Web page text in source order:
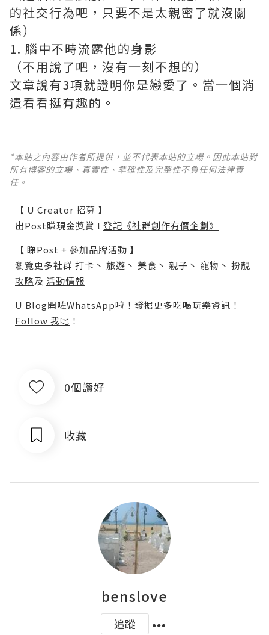
的社交行為吧，只要不是太親密了就沒關
係）
1. 腦中不時流露他的身影
（不用說了吧，沒有一刻不想的）
文章說有3項就證明你是戀愛了。當一個消
遣看看挺有趣的。
*本站之內容由作者所提供，並不代表本站的立場。因此本站對
所有博客的立場、真實性、準確性及完整性不負任何法律責
任。
【 U Creator 招募 】
出Post賺現金獎賞 l 登記《社群創作有價企劃》
【 睇Post + 參加品牌活動 】
瀏覽更多社群 打卡 丶 旅遊 丶 美食 丶 親子 丶 寵物 丶 扮靚
攻略及 活動情報
U Blog開咗WhatsApp啦！發掘更多吃喝玩樂資訊！
Follow 我哋 ！
0個讚好
收藏
benslove
追蹤